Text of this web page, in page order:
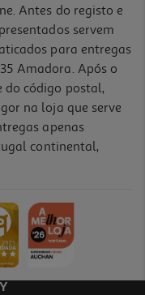
Antes do registo e
servem
para entregas
Amadora. Após o
do código postal,
na loja que serve
apenas
continental,